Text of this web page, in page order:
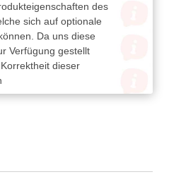
des
sich auf optionale
Da uns diese
Verfügung gestellt
dieser